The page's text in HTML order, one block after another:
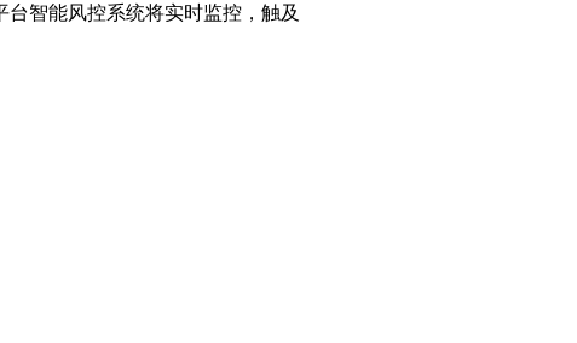
智能风控系统将实时监控，触及